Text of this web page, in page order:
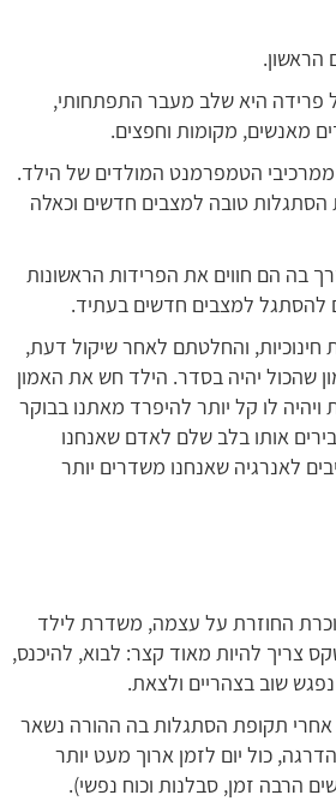
פרידה היא שלב מעבר התפתחותי,
מאנשים, מקומות וחפצים.
הטמפרמנט המולדים של הילד.
הסתגלות טובה למצבים חדשים וכאלה
בה הם חווים את הפרידות הראשונות
להסתגל למצבים חדשים בעתיד.
והחלטתם לאחר שיקול דעת,
שהכול יהיה בסדר. הילד חש את האמון
ויהיה לו קל יותר להיפרד מאתנו בבוקר
אותו בלב שלם לאדם שאנחנו
לאנרגיה שאנחנו משדרים יותר
החוזרת על עצמה, משדרת לילד
צריך להיות מאוד קצר: לבוא, להיכנס,
שוב בצהריים ולצאת.
תקופת הסתגלות בה ההורה נשאר
כול יום לזמן ארוך מעט יותר
הרבה זמן, סבלנות וכוח נפשי).